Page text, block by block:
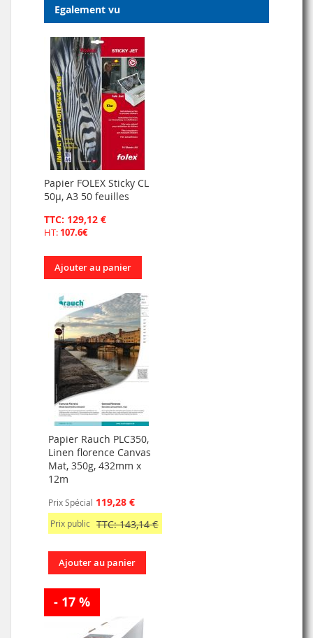
Egalement vu
Papier FOLEX Sticky CL
50µ, A3 50 feuilles
TTC: 129,12 €
HT: 107.6€
Ajouter au panier
Papier Rauch PLC350,
Linen florence Canvas
Mat, 350g, 432mm x
12m
Prix Spécial 119,28 €
Prix public TTC: 143,14 €
Ajouter au panier
- 17 %